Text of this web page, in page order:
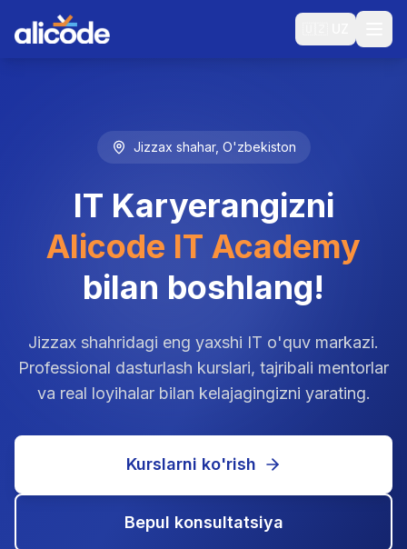
Jizzax shahar, O'zbekiston
IT Karyerangizni
Alicode IT Academy
bilan boshlang!
Jizzax shahridagi eng yaxshi IT o'quv markazi.
Professional dasturlash kurslari, tajribali mentorlar
va real loyihalar bilan kelajagingizni yarating.
Kurslarni ko'rish
Bepul konsultatsiya